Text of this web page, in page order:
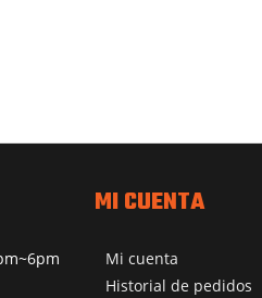
MI CUENTA
Mi cuenta
Historial de pedidos